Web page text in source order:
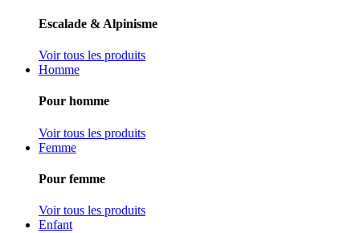
Escalade & Alpinisme
Voir tous les produits
Homme
Pour homme
Voir tous les produits
Femme
Pour femme
Voir tous les produits
Enfant